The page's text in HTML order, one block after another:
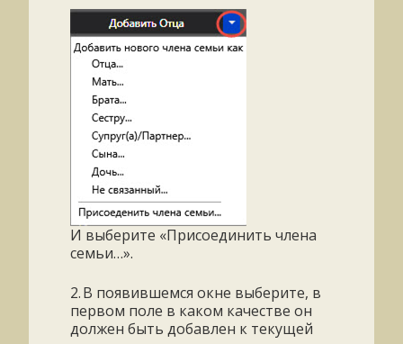
И выберите «Присоединить члена
семьи…».
2.В появившемся окне выберите, в
первом поле в каком качестве он
должен быть добавлен к текущей